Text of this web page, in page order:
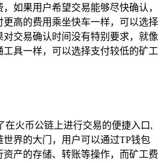
如果用户希望交易能够尽快确认，
高的费用乘坐快车一样，可以选择
交易确认时间没有特别要求，就像
具一样，可以选择支付较低的矿工
在火币公链上进行交易的便捷入口,
界的大门，用户可以通过TP钱包
产的存储、转账等操作，而矿工费